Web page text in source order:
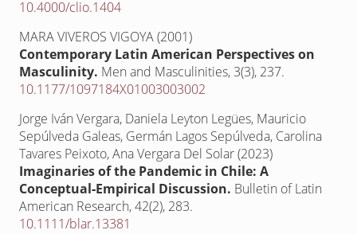
10.4000/clio.1404
MARA VIVEROS VIGOYA (2001)
Contemporary Latin American Perspectives on
Masculinity. Men and Masculinities, 3(3), 237.
10.1177/1097184X01003003002
Jorge Iván Vergara, Daniela Leyton Legües, Mauricio
Sepúlveda Galeas, Germán Lagos Sepúlveda, Carolina
Tavares Peixoto, Ana Vergara Del Solar (2023)
Imaginaries of the Pandemic in Chile: A
Conceptual‐Empirical Discussion. Bulletin of Latin
American Research,42(2), 283.
10.1111/blar.13381